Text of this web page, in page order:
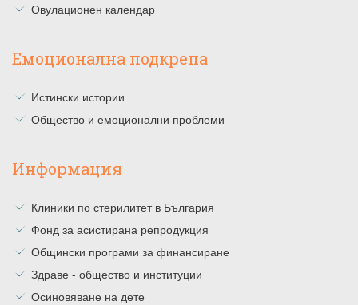
Овулационен календар
Емоционална подкрепа
Истински истории
Общество и емоционални проблеми
Информация
Клиники по стерилитет в България
Фонд за асистирана репродукция
Общински програми за финансиране
Здраве - общество и институции
Осиновяване на дете